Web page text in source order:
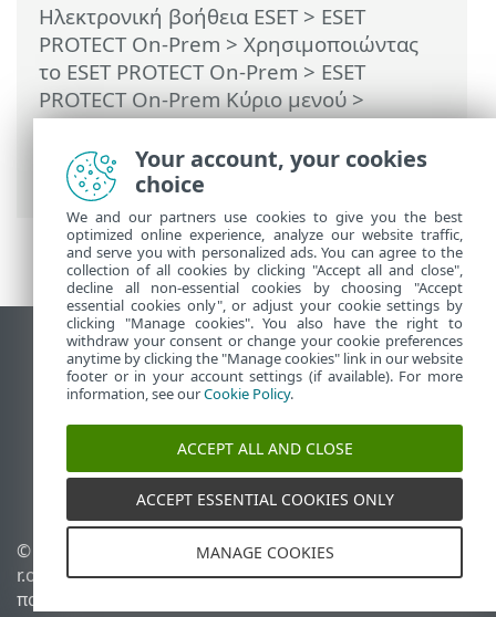
Ηλεκτρονική βοήθεια ESET> ESET
PROTECT On-Prem > Χρησιμοποιώντας
το ESET PROTECT On-Prem > ESET
PROTECT On-Prem Κύριο μενού>
Περισσότερα>Δικαιώματα πρόσβασης>
Σύνολα δικαιωμάτων> Διαχείριση
συνόλων δικαιωμάτων
Προβολή ιστότοπου επιφάνειας εργασίας
End of Life
Γνωσιακή βάση ESET
Ομάδα συζήτησης ESET
ESET Status Portal
Τοπική υποστήριξη
© 1992 - 2026 ESET, spol. s
r.o. - Με την επιφύλαξη
παντός δικαιώματος.
Διαχείριση cookies
Πολιτική cookie
Your account, your cookies
choice
We and our partners use cookies to give you the best
optimized online experience, analyze our website traffic,
and serve you with personalized ads. You can agree to the
collection of all cookies by clicking "Accept all and close",
decline all non-essential cookies by choosing "Accept
essential cookies only", or adjust your cookie settings by
clicking "Manage cookies". You also have the right to
withdraw your consent or change your cookie preferences
anytime by clicking the "Manage cookies" link in our website
footer or in your account settings (if available). For more
information, see ourCookie Policy.
ACCEPT ALL AND CLOSE
ACCEPT ESSENTIAL COOKIES ONLY
MANAGE COOKIES